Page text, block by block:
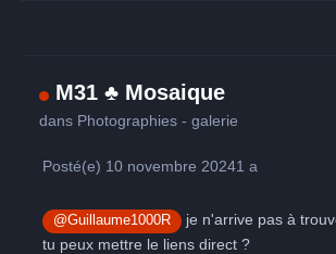
M31 ♣ Mosaique
dans Photographies - galerie
Posté(e) 10 novembre 20241 a
@Guillaume1000R
je n'arrive pas à
tu peux mettre le liens direct ?